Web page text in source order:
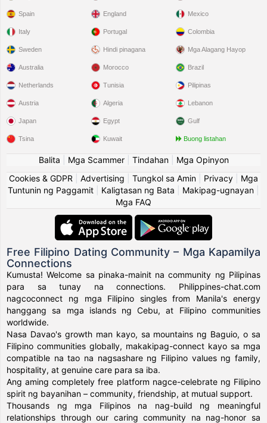
Spain
Italy
Sweden
England
Portugal
Hindi pinagana
Mexico
Colombia
Mga Alagang Hayop
Australia
Netherlands
Austria
Japan
Tsina
Morocco
Tunisia
Algeria
Egypt
Kuwait
Brazil
Pilipinas
Lebanon
Gulf
Buong listahan
Balita Mga Scammer| Tindahan| Mga Opinyon
Cookies & GDPR
Advertising Tungkol sa Amin Privacy
Mga
Tuntunin ng Paggamit
Kaligtasan ng Bata Makipag-ugnayan
Mga FAQ
Free Filipino Dating Community – Mga Kapamilya
Connections
Kumusta! Welcome sa pinaka-mainit na community ng Pilipinas
para sa tunay na connections. Philippines-chat.com
nagcoconnect ng mga Filipino singles from Manila's energy
hanggang sa mga islands ng Cebu, at Filipino communities
worldwide.
Nasa Davao's growth man kayo, sa mountains ng Baguio, o sa
Filipino communities globally, makakipag-connect kayo sa mga
compatible na tao na nagsashare ng Filipino values ng family,
hospitality, at genuine care para sa iba.
Ang aming completely free platform nagce-celebrate ng Filipino
spirit ng bayanihan – community, friendship, at mutual support.
Thousands ng mga Filipinos na nag-build ng meaningful
relationships through our caring community na nag-honor sa